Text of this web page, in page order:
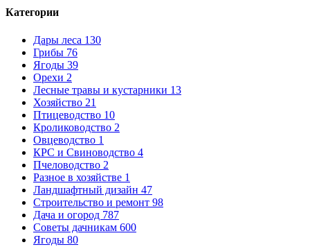
Категории
Дары леса 130
Грибы 76
Ягоды 39
Орехи 2
Лесные травы и кустарники 13
Хозяйство 21
Птицеводство 10
Кролиководство 2
Овцеводство 1
КРС и Свиноводство 4
Пчеловодство 2
Разное в хозяйстве 1
Ландшафтный дизайн 47
Строительство и ремонт 98
Дача и огород 787
Советы дачникам 600
Ягоды 80